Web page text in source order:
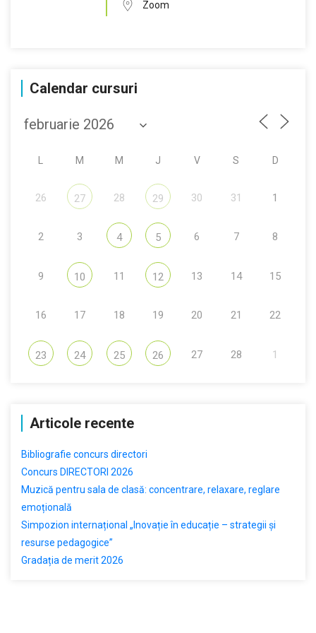
Zoom
Calendar cursuri
M M J V S D
26 27 28 29 30 31 1
2 3 4 5 6 7 8
9 10 11 12 13 14 15
16 17 18 19 20 21 22
23 24 25 26 27 28 1
Articole recente
Bibliografie concurs directori
Concurs DIRECTORI 2026
Muzică pentru sala de clasă: concentrare, relaxare, reglare
emoțională
Simpozion internațional „Inovație în educație – strategii și
resurse pedagogice”
Gradația de merit 2026